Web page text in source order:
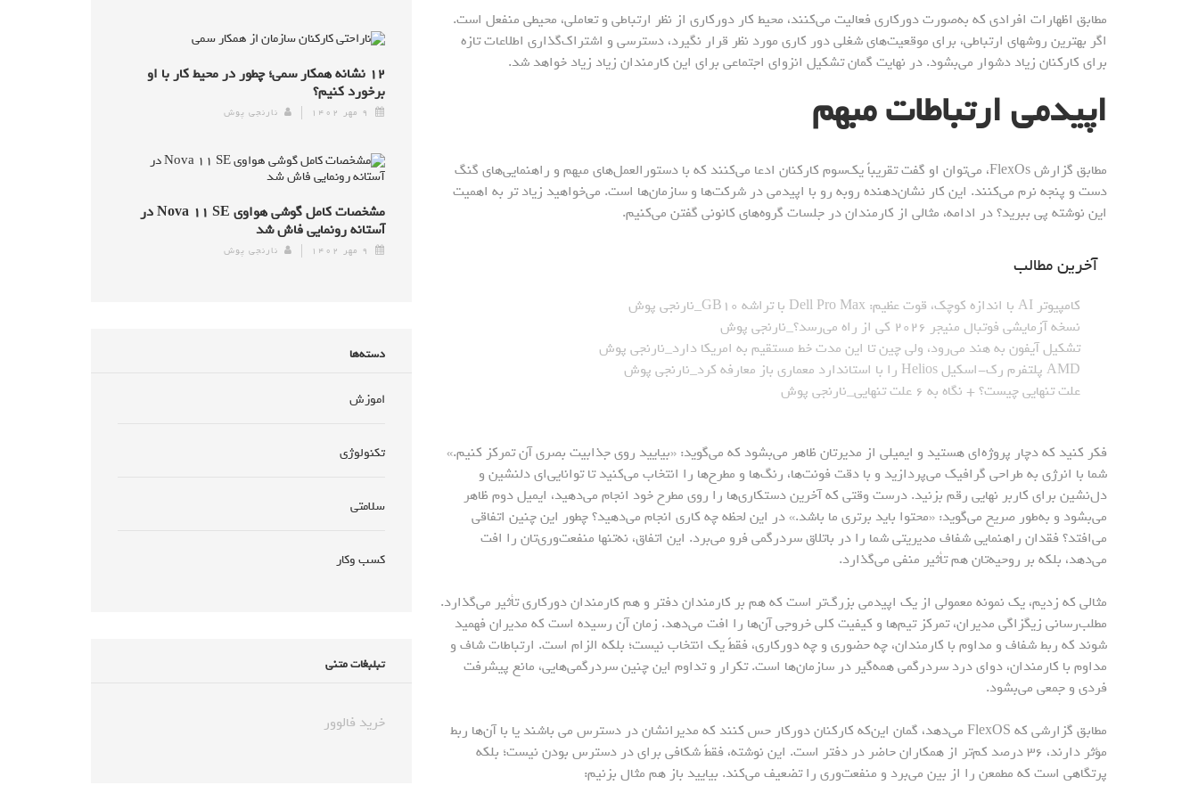
مطابق اظهارات افرادی که به‌صورت دورکاری فعالیت می‌کنند، محیط کار دورکاری از نظر ارتباطی و تعاملی، محیطی منفعل است.
اگر بهترین روشهای ارتباطی، برای موقعیت‌های شغلی دور کاری مورد نظر قرار نگیرد، دسترسی و اشتراک‌گذاری اطلاعات تازه
برای کارکنان زیاد دشوار می‌بشود. در نهایت گمان تشکیل انزوای اجتماعی برای این کارمندان زیاد زیاد خواهد شد.
اپیدمی ارتباطات مبهم
مطابق گزارش FlexOs، می‌توان او گفت تقریباً یک‌سوم کارکنان ادعا می‌کنند که با دستورالعمل‌های مبهم و راهنمایی‌های گنگ
دست و پنجه نرم می‌کنند. این کار نشان‌دهنده روبه رو با اپیدمی در شرکت‌ها و سازمان‌ها است. می‌خواهید زیاد تر به اهمیت
این نوشته پی ببرید؟ در ادامه، مثالی از کارمندان در جلسات گروه‌های کانونی گفتن می‌کنیم.
آخرین مطالب
کامپیوتر AI با اندازه کوچک، قوت عظیم: Dell Pro Max با تراشه GB۱۰_نارنجی پوش
نسخه آزمایشی فوتبال منیجر ۲۰۲۶ کی از راه می‌رسد؟_نارنجی پوش
تشکیل آیفون به هند می‌رود، ولی چین تا این مدت خط مستقیم به امریکا دارد_نارنجی پوش
AMD پلتفرم رک-اسکیل Helios را با استاندارد معماری باز معارفه کرد_نارنجی پوش
علت تنهایی چیست؟ + نگاه به ۶ علت تنهایی_نارنجی پوش
فکر کنید که دچار پروژه‌ای هستید و ایمیلی از مدیرتان ظاهر می‌بشود که می‌گوید: «بیایید روی جذابیت بصری آن تمرکز کنیم.»
شما با انرژی به طراحی گرافیک می‌پردازید و با دقت فونت‌ها، رنگ‌ها و مطرح‌ها را انتخاب می‌کنید تا توانایی‌ای دلنشین و
دل‌نشین برای کاربر نهایی رقم بزنید. درست وقتی که آخرین دستکاری‌ها را روی مطرح خود انجام می‌دهید، ایمیل دوم ظاهر
می‌بشود و به‌طور صریح می‌گوید: «محتوا باید برتری ما باشد.» در این لحظه چه کاری انجام می‌دهید؟ چطور این چنین اتفاقی
می‌افتد؟ فقدان راهنمایی شفاف مدیریتی شما را در باتلاق سردرگمی فرو می‌برد. این اتفاق، نه‌تنها منفعت‌وری‌تان را افت
می‌دهد، بلکه بر روحیه‌‌تان هم تأثیر منفی می‌گذارد.
مثالی که زدیم، یک نمونه معمولی از یک اپیدمی بزرگ‌تر است که هم بر کارمندان دفتر و هم کارمندان دورکاری تأثیر می‌گذارد.
مطلب‌رسانی زیگزاگی مدیران، تمرکز تیم‌ها و کیفیت کلی خروجی آن‌ها را افت می‌دهد. زمان آن رسیده است که مدیران فهمید
شوند که ربط شفاف و مداوم با کارمندان، چه حضوری و چه دورکاری، فقطً یک انتخاب نیست؛ بلکه الزام است. ارتباطات شاف و
مداوم با کارمندان، دوای درد سردرگمی همه‌گیر در سازمان‌ها است. تکرار و تداوم این چنین سردرگمی‌هایی، مانع پیشرفت
فردی و جمعی می‌بشود.
مطابق گزارشی که FlexOS می‌دهد، گمان این‌که کارکنان دورکار حس کنند که مدیرانشان در دسترس می باشند یا با آن‌ها ربط
مؤثر دارند، ۳۶ درصد کم‌تر از همکاران حاضر در دفتر است. این نوشته، فقطً شکافی برای در دسترس بودن نیست؛ بلکه
پرتگاهی است که مطمعن را از بین می‌برد و منفعت‌وری را تضعیف می‌کند. بیایید باز هم مثال بزنیم:
۱۲ نشانه همکار سمی؛ چطور در محیط کار با او
برخورد کنیم؟
۹ مهر ۱۴۰۲ نارنجی پوش
مشخصات کامل گوشی هواوی Nova ۱۱ SE در
آستانه رونمایی فاش شد
۹ مهر ۱۴۰۲ نارنجی پوش
دسته‌ها
اموزش
تکنولوژی
سلامتی
کسب وکار
تبلبغات متنی
خرید فالوور